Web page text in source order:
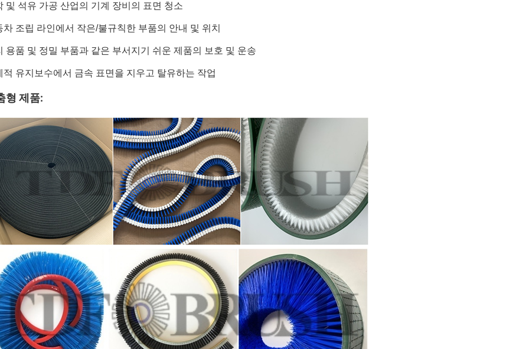
및 석유 가공 산업의 기계 장비의 표면 청소
차 조립 라인에서 작은/불규칙한 부품의 안내 및 위치
용품 및 정밀 부품과 같은 부서지기 쉬운 제품의 보호 및 운송
적 유지보수에서 금속 표면을 지우고 탈유하는 작업
형 제품: